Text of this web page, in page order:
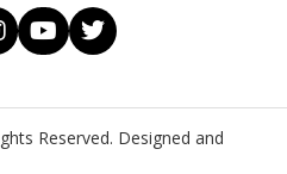
Reserved. Designed and